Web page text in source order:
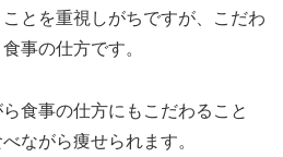
とを重視しがちですが、こだわ
事の仕方です。
食事の仕方にもこだわること
ながら痩せられます。